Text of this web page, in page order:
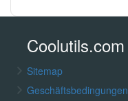
Coolutils.com
Sitemap
Geschäftsbedingungen